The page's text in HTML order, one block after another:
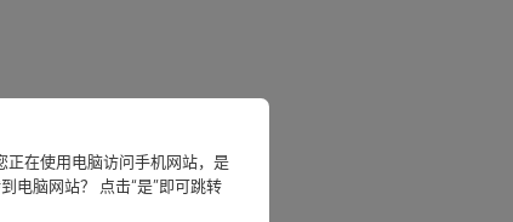
正在使用电脑访问手机网站，是
电脑网站？ 点击“是”即可跳转